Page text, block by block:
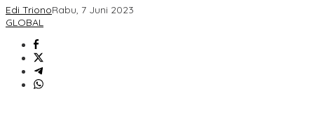
Edi TrionoRabu, 7 Juni 2023
GLOBAL